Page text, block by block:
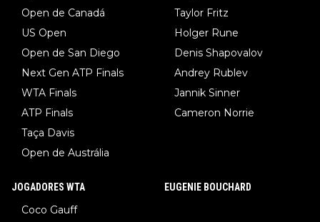
Open de Canadá
US Open
Open de San Diego
Next Gen ATP Finals
WTA Finals
ATP Finals
Taça Davis
Open de Austrália
Taylor Fritz
Holger Rune
Denis Shapovalov
Andrey Rublev
Jannik Sinner
Cameron Norrie
JOGADORES WTA
Coco Gauff
EUGENIE BOUCHARD